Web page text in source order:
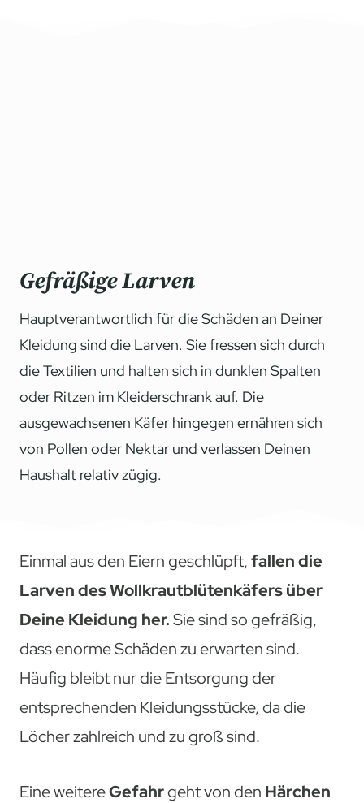
Gefräßige Larven
Hauptverantwortlich für die Schäden an Deiner
Kleidung sind die Larven. Sie fressen sich durch
die Textilien und halten sich in dunklen Spalten
oder Ritzen im Kleiderschrank auf. Die
ausgewachsenen Käfer hingegen ernähren sich
von Pollen oder Nektar und verlassen Deinen
Haushalt relativ zügig.
Einmal aus den Eiern geschlüpft,fallen die
Larven des Wollkrautblütenkäfers über
Deine Kleidung her.Sie sind so gefräßig,
dass enorme Schäden zu erwarten sind.
Häufig bleibt nur die Entsorgung der
entsprechenden Kleidungsstücke, da die
Löcher zahlreich und zu groß sind.
Eine weitereGefahrgeht von den Härchen